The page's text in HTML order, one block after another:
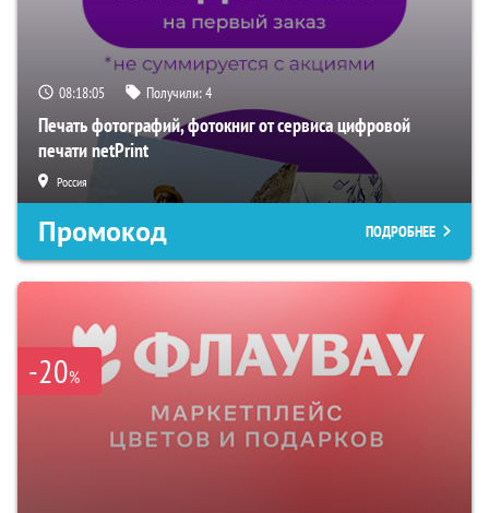
08:18:04 Получили:4
Печать фотографий, фотокниг от сервиса цифровой
печати netPrint
Россия
Промокод ПОДРОБНЕЕ
-20%